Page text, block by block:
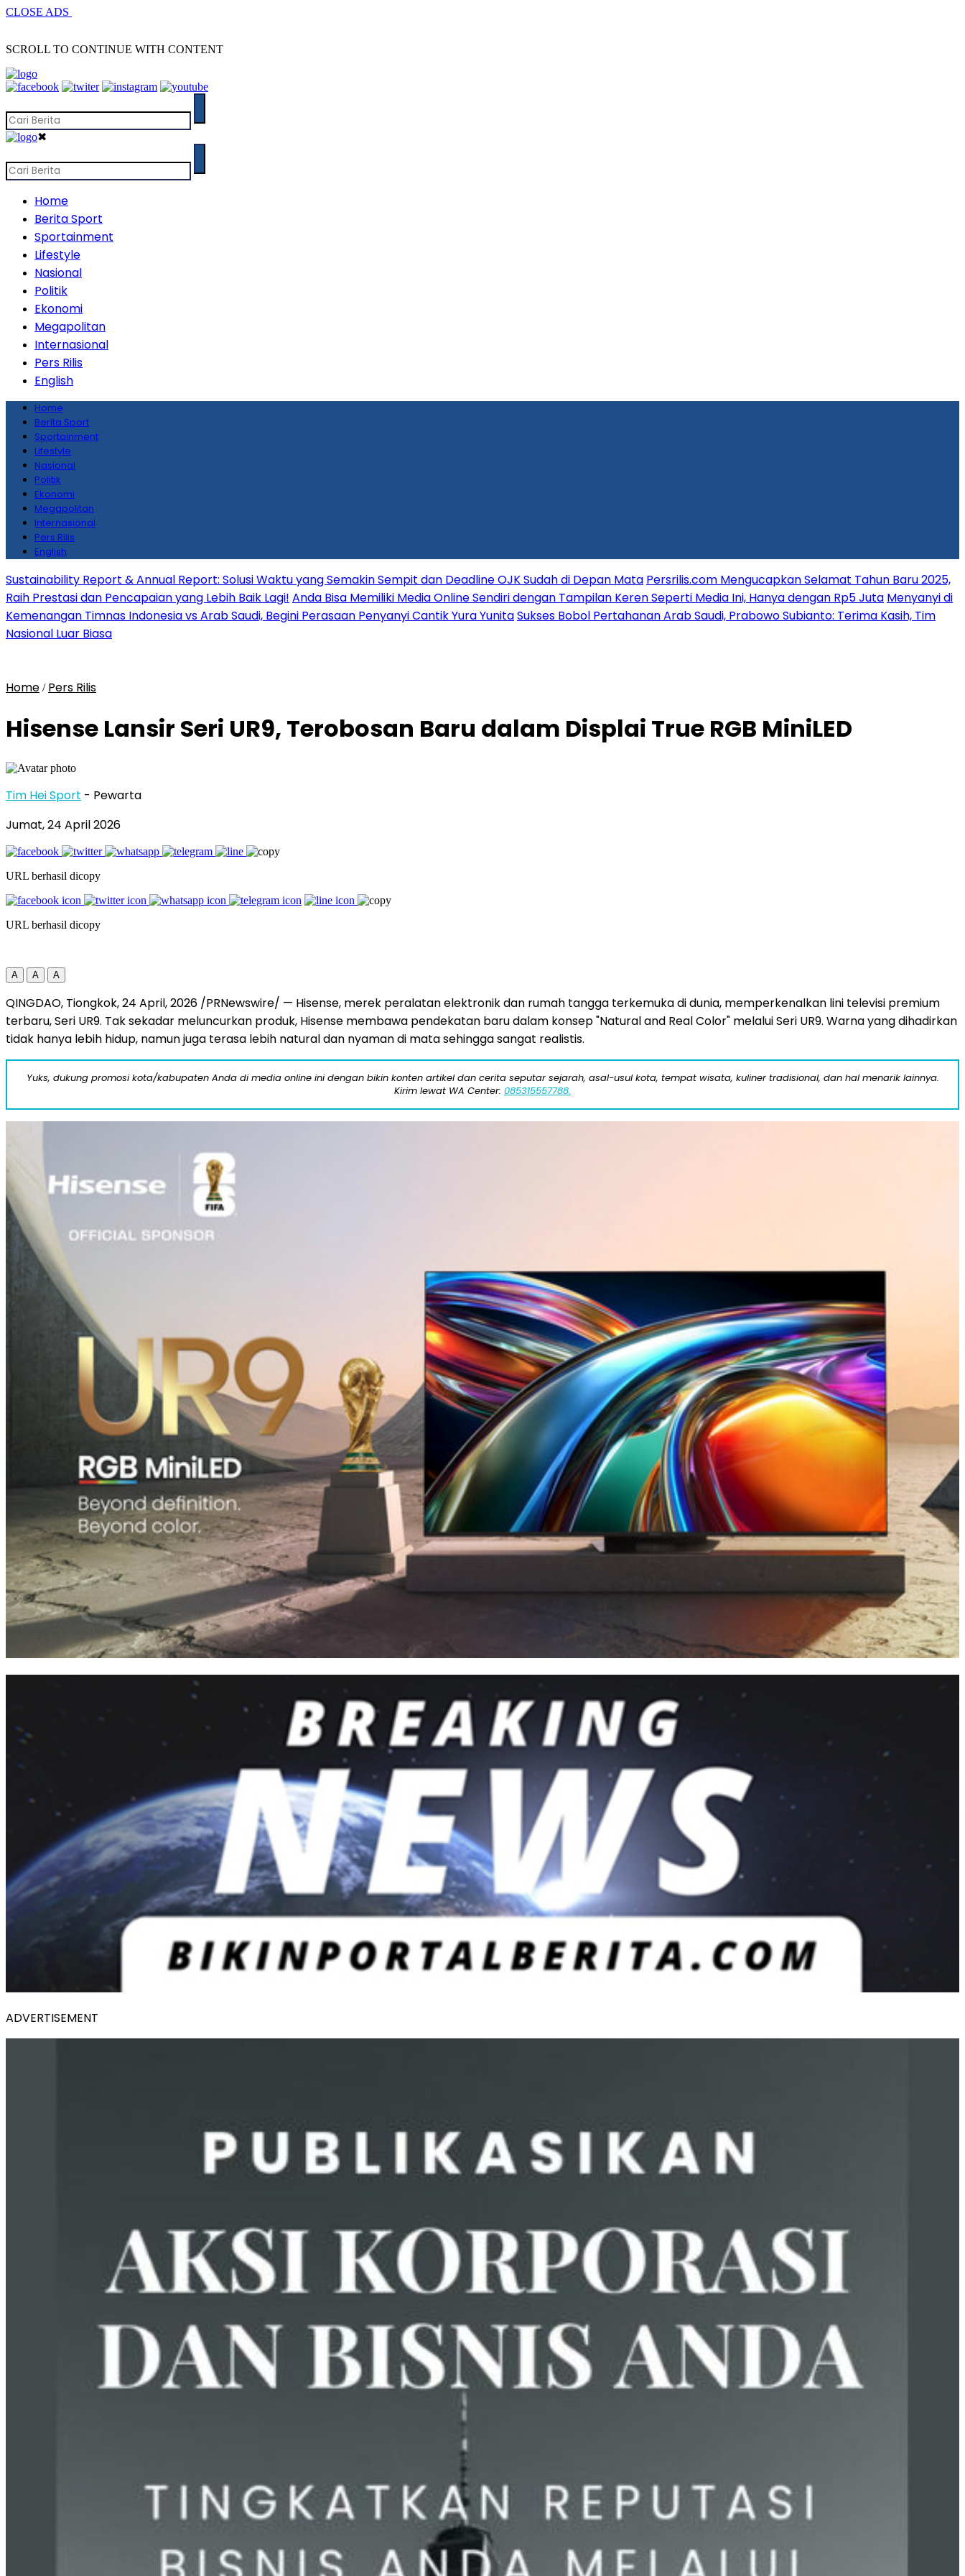
CLOSE ADS
SCROLL TO CONTINUE WITH CONTENT
✖
Home
Berita Sport
Sportainment
Lifestyle
Nasional
Politik
Ekonomi
Megapolitan
Internasional
Pers Rilis
English
Home
Berita Sport
Sportainment
Lifestyle
Nasional
Politik
Ekonomi
Megapolitan
Internasional
Pers Rilis
English
Sustainability Report & Annual Report: Solusi Waktu yang Semakin Sempit dan Deadline OJK Sudah di Depan Mata Persrilis.com Mengucapkan Selamat Tahun Baru 2025,
Raih Prestasi dan Pencapaian yang Lebih Baik Lagi! Anda Bisa Memiliki Media Online Sendiri dengan Tampilan Keren Seperti Media Ini, Hanya dengan Rp5 Juta Menyanyi di
Kemenangan Timnas Indonesia vs Arab Saudi, Begini Perasaan Penyanyi Cantik Yura YunitaSukses Bobol Pertahanan Arab Saudi, Prabowo Subianto: Terima Kasih, Tim
Nasional Luar Biasa
Home / Pers Rilis
Hisense Lansir Seri UR9, Terobosan Baru dalam Displai True RGB MiniLED
Tim Hei Sport - Pewarta
Jumat, 24 April 2026
URL berhasil dicopy
URL berhasil dicopy
A A A
QINGDAO, Tiongkok,24 April, 2026 /PRNewswire/ — Hisense, merek peralatan elektronik dan rumah tangga terkemuka di dunia, memperkenalkan lini televisi premium
terbaru, Seri UR9. Tak sekadar meluncurkan produk, Hisense membawa pendekatan baru dalam konsep "Natural and Real Color" melalui Seri UR9. Warna yang dihadirkan
tidak hanya lebih hidup, namun juga terasa lebih natural dan nyaman di mata sehingga sangat realistis.
Yuks, dukung promosi kota/kabupaten Anda di media online ini dengan bikin konten artikel dan cerita seputar sejarah, asal-usul kota, tempat wisata, kuliner tradisional, dan hal menarik lainnya.
Kirim lewat WA Center: 085315557788.
ADVERTISEMENT